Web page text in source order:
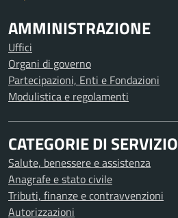
AMMINISTRAZIONE
Uffici
Organi di governo
Partecipazioni, Enti e Fondazioni
Modulistica e regolamenti
CATEGORIE DI SERVIZIO
Salute, benessere e assistenza
Anagrafe e stato civile
Tributi, finanze e contravvenzioni
Autorizzazioni